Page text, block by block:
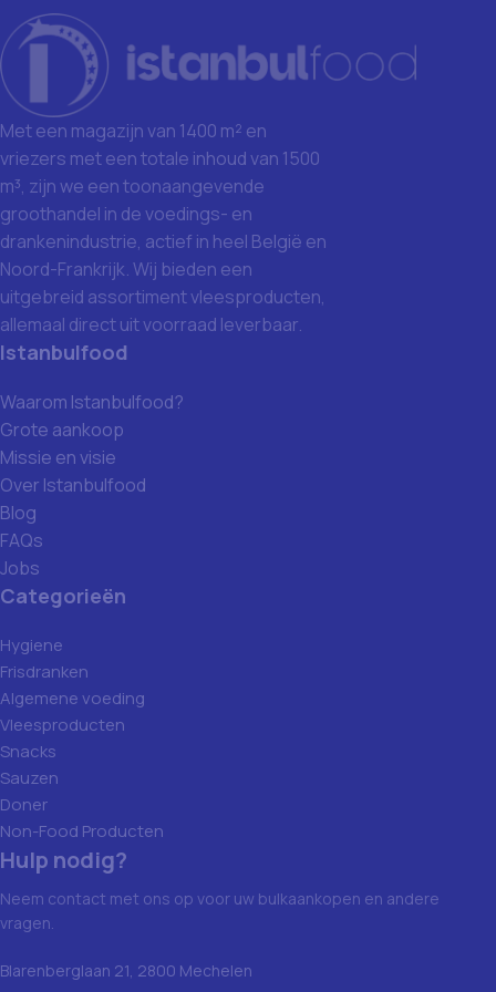
Met een magazijn van 1400 m² en
vriezers met een totale inhoud van 1500
m³, zijn we een toonaangevende
groothandel in de voedings- en
drankenindustrie, actief in heel België en
Noord-Frankrijk. Wij bieden een
uitgebreid assortiment vleesproducten,
allemaal direct uit voorraad leverbaar.
Istanbulfood
Waarom Istanbulfood?
Grote aankoop
Missie en visie
Over Istanbulfood
Blog
FAQs
Jobs
Categorieën
Hygiene
Frisdranken
Algemene voeding
Vleesproducten
Snacks
Sauzen
Doner
Non-Food Producten
Hulp nodig?
Neem contact met ons op voor uw bulkaankopen en andere
vragen.
Blarenberglaan 21, 2800 Mechelen